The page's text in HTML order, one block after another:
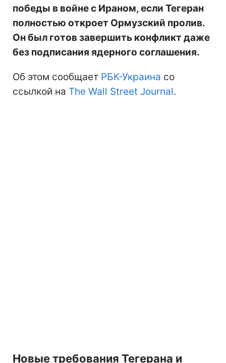
победы в войне с Ираном, если Тегеран
полностью откроет Ормузский пролив.
Он был готов завершить конфликт даже
без подписания ядерного соглашения.
Об этом сообщает РБК-Украина со
ссылкой на The Wall Street Journal.
Новые требования Тегерана и